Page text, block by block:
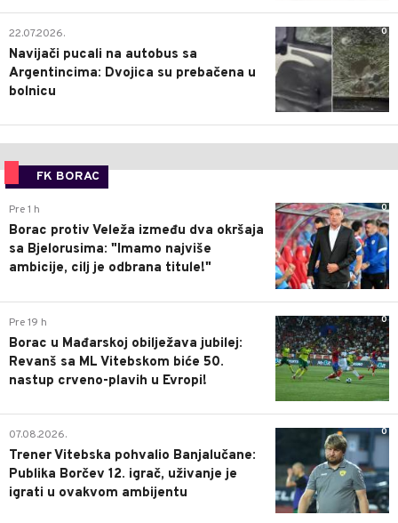
0
22.07.2026.
Navijači pucali na autobus sa
Argentincima: Dvojica su prebačena u
bolnicu
FK BORAC
0
Pre 1 h
Borac protiv Veleža između dva okršaja
sa Bjelorusima: "Imamo najviše
ambicije, cilj je odbrana titule!"
0
Pre 19 h
Borac u Mađarskoj obilježava jubilej:
Revanš sa ML Vitebskom biće 50.
nastup crveno-plavih u Evropi!
0
07.08.2026.
Trener Vitebska pohvalio Banjalučane:
Publika Borčev 12. igrač, uživanje je
igrati u ovakvom ambijentu